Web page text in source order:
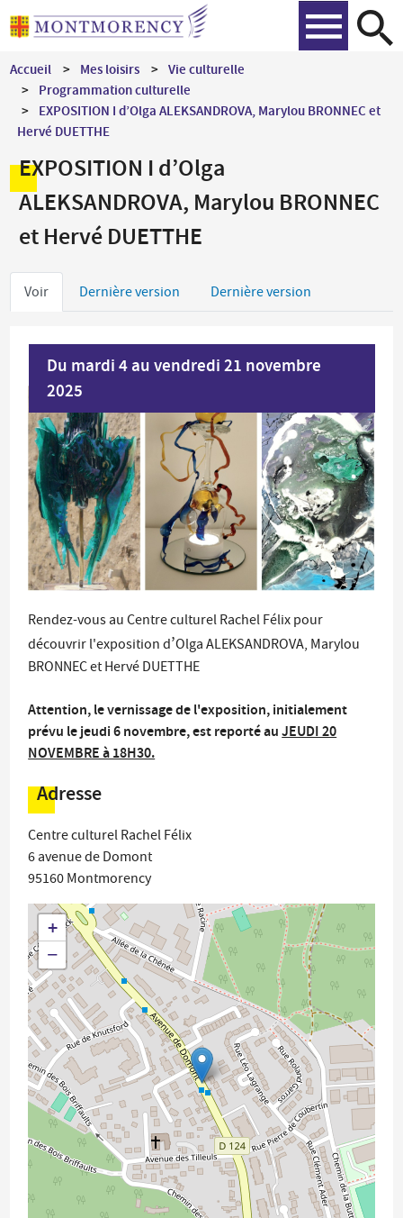
Aller
au
principal
Accueil Mes loisirs
Vie culturelle
Programmation culturelle
EXPOSITION I d’Olga ALEKSANDROVA, Marylou BRONNEC et
Hervé DUETTHE
EXPOSITION I d’Olga
ALEKSANDROVA, Marylou BRONNEC
et Hervé DUETTHE
Onglets
Voir Dernière version Dernière version
Du mardi 4 au vendredi 21 novembre
2025
Rendez-vous au Centre culturel Rachel Félix pour
découvrir l'exposition d’Olga ALEKSANDROVA, Marylou
BRONNEC et Hervé DUETTHE
Attention, le vernissage de l'exposition, initialement
prévu le jeudi 6 novembre, est reporté auJEUDI 20
NOVEMBRE à 18H30.
Adresse
Centre culturel Rachel Félix
6 avenue de Domont
95160 Montmorency
+
−